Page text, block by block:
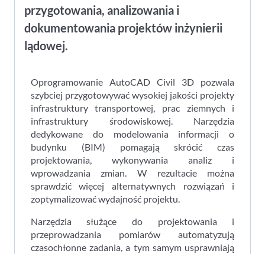
przygotowania, analizowania i
dokumentowania projektów inżynierii
lądowej.
Oprogramowanie AutoCAD Civil 3D pozwala
szybciej przygotowywać wysokiej jakości projekty
infrastruktury transportowej, prac ziemnych i
infrastruktury środowiskowej. Narzędzia
dedykowane do modelowania informacji o
budynku (BIM) pomagają skrócić czas
projektowania, wykonywania analiz i
wprowadzania zmian. W rezultacie można
sprawdzić więcej alternatywnych rozwiązań i
zoptymalizować wydajność projektu.
Narzędzia służące do projektowania i
przeprowadzania pomiarów automatyzują
czasochłonne zadania, a tym samym usprawniają